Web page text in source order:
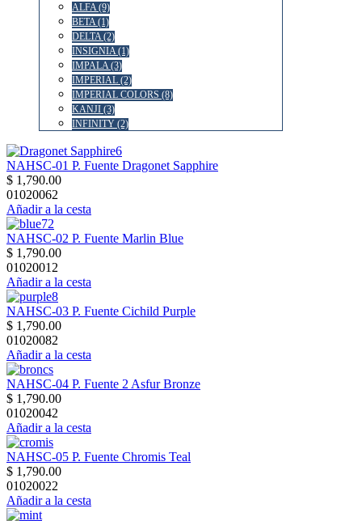
ALFA (9)
BETA (1)
DELTA (2)
INSIGNIA (1)
IMPALA (3)
IMPERIAL (2)
IMPERIAL COLORS (8)
KANJI (3)
INFINITY (2)
NAHSC-01 P. Fuente Dragonet Sapphire
$ 1,790.00
01020062
Añadir a la cesta
NAHSC-02 P. Fuente Marlin Blue
$ 1,790.00
01020012
Añadir a la cesta
NAHSC-03 P. Fuente Cichild Purple
$ 1,790.00
01020082
Añadir a la cesta
NAHSC-04 P. Fuente 2 Asfur Bronze
$ 1,790.00
01020042
Añadir a la cesta
NAHSC-05 P. Fuente Chromis Teal
$ 1,790.00
01020022
Añadir a la cesta